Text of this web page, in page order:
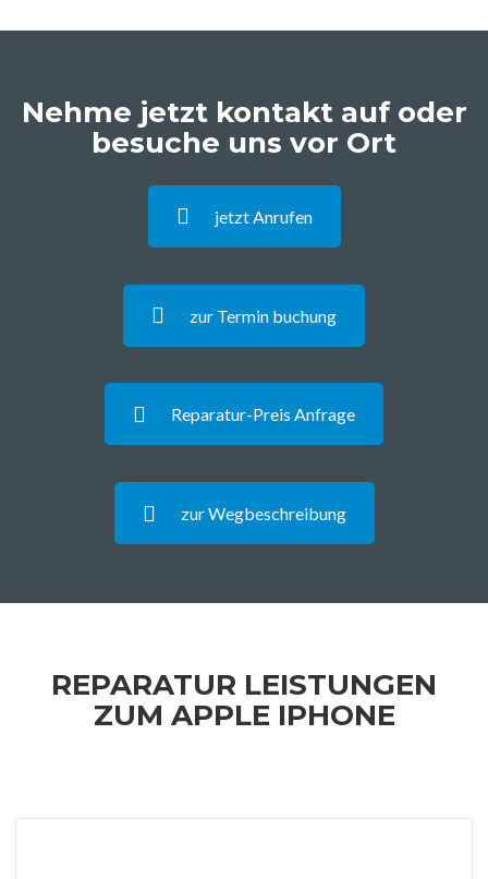
Nehme jetzt kontakt auf oder
besuche uns vor Ort
jetzt Anrufen
zur Termin buchung
Reparatur-Preis Anfrage
zur Wegbeschreibung
REPARATUR LEISTUNGEN
ZUM APPLE IPHONE